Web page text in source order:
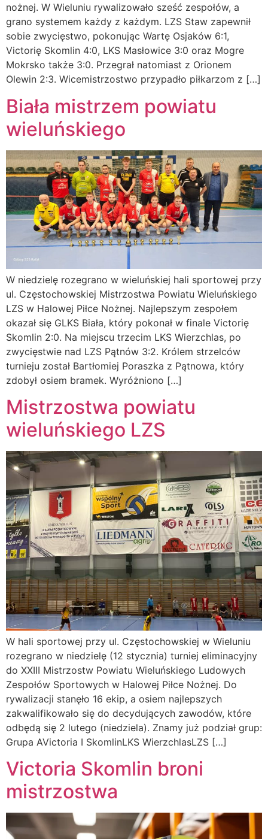
nożnej. W Wieluniu rywalizowało sześć zespołów, a
grano systemem każdy z każdym. LZS Staw zapewnił
sobie zwycięstwo, pokonując Wartę Osjaków 6:1,
Victorię Skomlin 4:0, LKS Masłowice 3:0 oraz Mogre
Mokrsko także 3:0. Przegrał natomiast z Orionem
Olewin 2:3. Wicemistrzostwo przypadło piłkarzom z […]
Biała mistrzem powiatu
wieluńskiego
W niedzielę rozegrano w wieluńskiej hali sportowej przy
ul. Częstochowskiej Mistrzostwa Powiatu Wieluńskiego
LZS w Halowej Piłce Nożnej. Najlepszym zespołem
okazał się GLKS Biała, który pokonał w finale Victorię
Skomlin 2:0. Na miejscu trzecim LKS Wierzchlas, po
zwycięstwie nad LZS Pątnów 3:2. Królem strzelców
turnieju został Bartłomiej Poraszka z Pątnowa, który
zdobył osiem bramek. Wyróżniono […]
Mistrzostwa powiatu
wieluńskiego LZS
W hali sportowej przy ul. Częstochowskiej w Wieluniu
rozegrano w niedzielę (12 stycznia) turniej eliminacyjny
do XXIII Mistrzostw Powiatu Wieluńskiego Ludowych
Zespołów Sportowych w Halowej Piłce Nożnej. Do
rywalizacji stanęło 16 ekip, a osiem najlepszych
zakwalifikowało się do decydujących zawodów, które
odbędą się 2 lutego (niedziela). Znamy już podział grup:
Grupa AVictoria I SkomlinLKS WierzchlasLZS […]
Victoria Skomlin broni
mistrzostwa